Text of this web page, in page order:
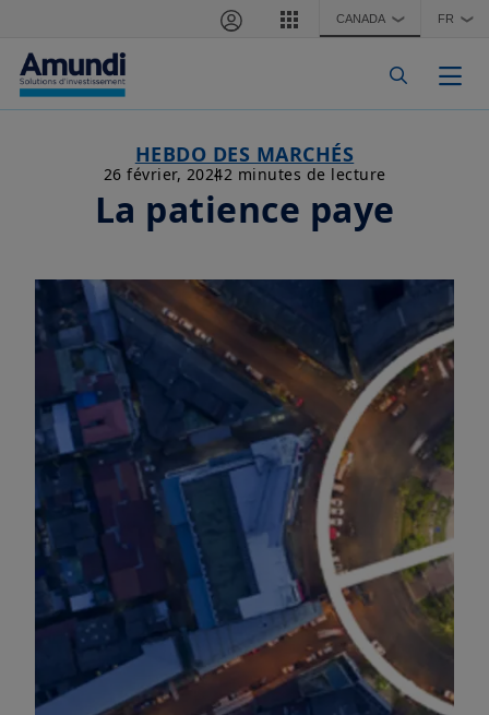
Aller au contenu principal CANADA ❯ FR ❯
HEBDO DES MARCHÉS
26 février, 20242 minutes de lecture
La patience paye